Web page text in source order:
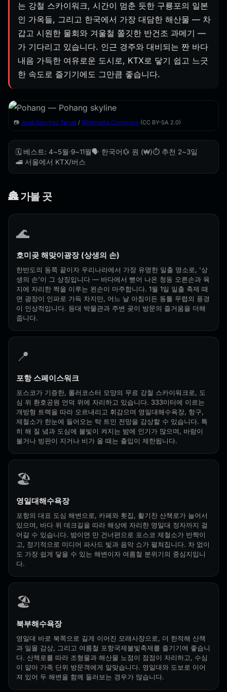
는 강철 스카이워크, 시간이 멈춘 듯한 구룡포의 일본
인 가옥들, 그리고 한국에서 가장 대담한 해산물 — 차
갑고 시원한 물회와 겨울철 쫄깃한 반건조 과메기 —
가 기다리고 있습니다. 인근 경주와 대비되는 짠 바다
내음 가득한 여유로운 도시로, KTX로 닿기 쉽고 느긋
한 속도로 즐기기에도 그만큼 좋습니다.
📷 Jordi Sanchez Teruel / Wikimedia Commons (CC BY-SA 2.0)
🗓️ 베스트: 4~5월·9~11월🗣️ 한국어💱 원 (₩)⏱️ 추천 2~3일
🚄 서울에서 KTX/버스
🏯 가볼 곳
🌊
호미곶 해맞이광장 (상생의 손)
한반도의 동쪽 끝이자 우리나라에서 가장 유명한 일출 명소로, '상
생의 손'이 그 상징입니다 — 바다에서 뻗어 나온 청동 오른손과 육
지에 자리한 짝을 이루는 왼손이 마주합니다. 1월 1일 일출 축제 때
면 광장이 인파로 가득 차지만, 어느 날 아침이든 동틀 무렵의 풍경
이 인상적입니다. 등대 박물관과 주변 곶이 방문의 즐거움을 더해
줍니다.
📍
포항 스페이스워크
포스코가 기증한, 롤러코스터 모양의 무료 강철 스카이워크로, 도
심 위 환호공원 언덕 위에 자리하고 있습니다. 333미터에 이르는
개방형 트랙을 따라 오르내리고 휘감으며 영일대해수욕장, 항구,
제철소가 한눈에 들어오는 탁 트인 전망을 감상할 수 있습니다. 특
히 해 질 녘과 도심에 불빛이 켜지는 밤에 인기가 많으며, 바람이
불거나 빙판이 지거나 비가 올 때는 출입이 제한됩니다.
🏖️
영일대해수욕장
포항의 대표 도심 해변으로, 카페와 횟집, 활기찬 산책로가 늘어서
있으며, 바다 위 데크길을 따라 해상에 자리한 영일대 정자까지 걸
어갈 수 있습니다. 밤이면 만 건너편으로 포스코 제철소가 반짝이
고, 정기적으로 미디어 파사드 빛과 음악 쇼가 펼쳐집니다. 차 없이
도 가장 쉽게 닿을 수 있는 해변이자 여름철 분위기의 중심지입니
다.
🏖️
북부해수욕장
영일대 바로 북쪽으로 길게 이어진 모래사장으로, 더 한적해 산책
과 일몰 감상, 그리고 여름철 포항국제불빛축제를 즐기기에 좋습니
다. 산책로를 따라 조형물과 해산물 노점이 점점이 자리하고, 수심
이 얕아 가족 단위 방문객에게 알맞습니다. 영일대와 도보로 이어
져 있어 두 해변을 함께 둘러보는 경우가 많습니다.